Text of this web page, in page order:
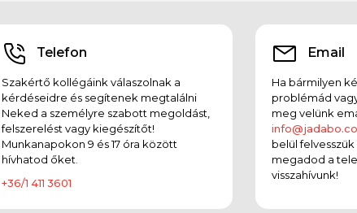
Telefon
Szakértő kollégáink válaszolnak a
kérdéseidre és segítenek megtalálni
Neked a személyre szabott megoldást,
felszerelést vagy kiegészítőt!
Munkanapokon 9 és 17 óra között
hívhatod őket.
+36/1 411 3601
Email
Ha bármilyen
problémád
meg velünk
belül
megadod a
visszahívunk!